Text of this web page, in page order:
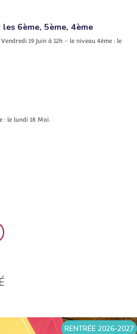
6ème, 5ème, 4ème
19 Juin à 12h – le niveau 4ème : le
: le lundi 18 Mai.
RENTRÉE 2026-2027